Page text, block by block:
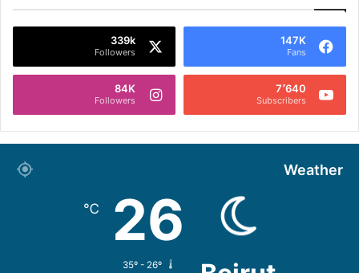
147K
Fans
339k
Followers
7٬640
Subscribers
84K
Followers
Weather
26
℃